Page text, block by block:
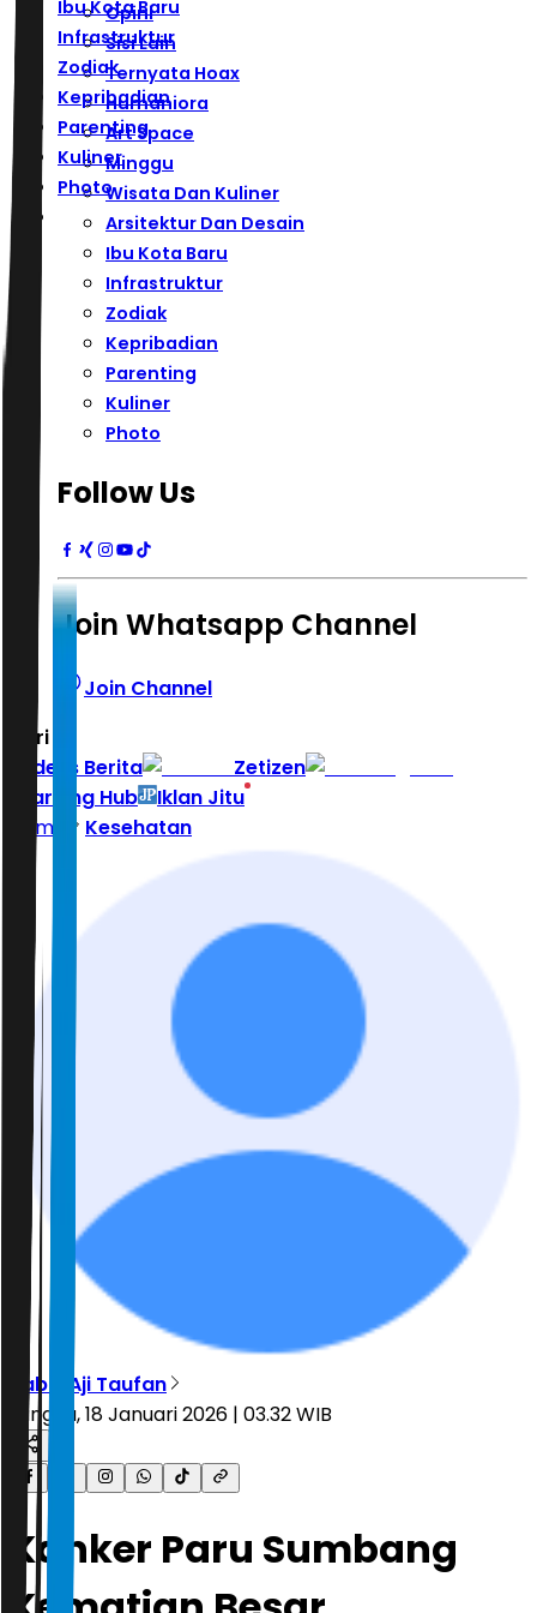
Ibu Kota Baru
Infrastruktur
Zodiak
Kepribadian
Parenting
Kuliner
Photo
Opini
Sisi Lain
Ternyata Hoax
Humaniora
Art Space
Minggu
Wisata Dan Kuliner
Arsitektur Dan Desain
Ibu Kota Baru
Infrastruktur
Zodiak
Kepribadian
Parenting
Kuliner
Photo
Follow Us
Join Whatsapp Channel
Join Channel
Hari ini
Indeks Berita
Zetizen
Learning Hub
Iklan Jitu
Home
Kesehatan
Sabik Aji Taufan
Minggu, 18 Januari 2026 | 03.32 WIB
Kanker Paru Sumbang